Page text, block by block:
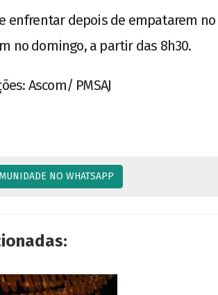
enfrentar depois de empatarem no
no domingo, a partir das 8h30.
Ascom/ PMSAJ
NO WHATSAPP